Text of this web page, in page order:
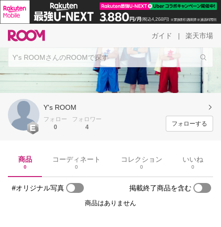
ガイド 楽天市場
Y's ROOM
フォロー
0
フォロワー
4
フォローする
商品
0
コーディネート
0
コレクション
0
いいね
0
#オリジナル写真 掲載終了商品を含む
商品はありません